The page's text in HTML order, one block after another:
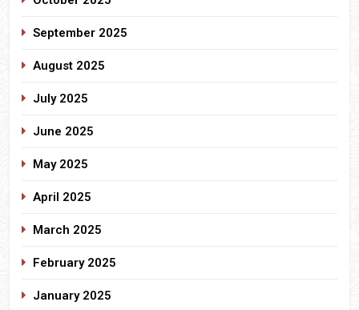
September 2025
August 2025
July 2025
June 2025
May 2025
April 2025
March 2025
February 2025
January 2025